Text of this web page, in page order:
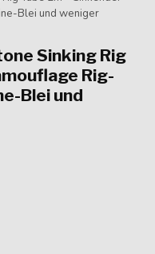
Blei und weniger
Sinking Rig
Rig-
Blei und